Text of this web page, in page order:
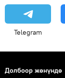
Telegram
Долбоор жөнүндө